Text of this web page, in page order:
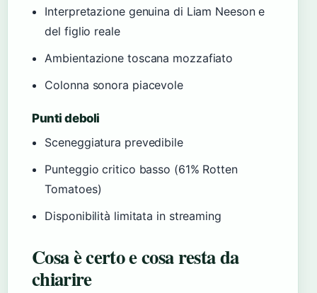
Interpretazione genuina di Liam Neeson e
del figlio reale
Ambientazione toscana mozzafiato
Colonna sonora piacevole
Punti deboli
Sceneggiatura prevedibile
Punteggio critico basso (61% Rotten
Tomatoes)
Disponibilità limitata in streaming
Cosa è certo e cosa resta da
chiarire